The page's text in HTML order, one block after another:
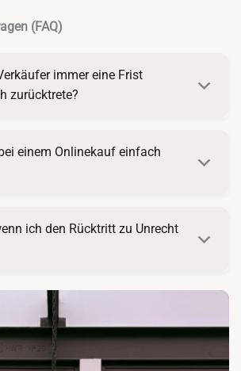
(FAQ)
immer eine Frist
zurücktrete?
einem Onlinekauf einfach
ich den Rücktritt zu Unrecht